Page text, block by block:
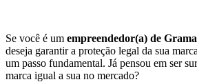
Se você é um empreendedor(a) de
deseja garantir a proteção legal da sua
um passo fundamental. Já pensou em ser
marca igual a sua no mercado?